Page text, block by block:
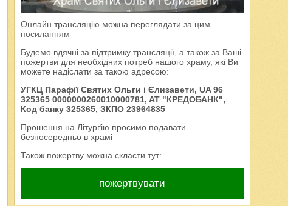
Онлайн трансляцію можна переглядати за цим
посиланням
Будемо вдячні за підтримку трансляції, а також за Ваші
пожертви для необхідних потреб нашого храму, які Ви
можете надіслати за такою адресою:
УГКЦ Парафії Святих Ольги і Єлизавети, UA 96
325365 0000000260010000781, AT "КРЕДОБАНК",
Код банку 325365, ЗКПО 23964835
Прошення на Літурґію просимо подавати
безпосередньо в храмі
Також пожертву можна скласти тут:
пожертвувати